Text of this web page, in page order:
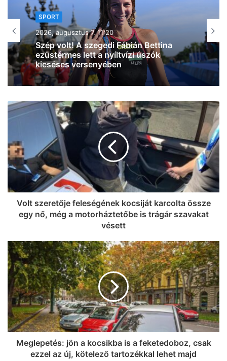
g
r
a
m
SPORT
2026, augusztus 6. 16:01
A szegedi Takács Benedek ezüstérmes
lett a Squash Egyetemi
Világbajnokságon (fotó)
Volt szeretője feleségének kocsiját karcolta össze
egy nő, még a motorháztetőbe is trágár szavakat
vésett
Meglepetés: jön a kocsikba is a feketedoboz, csak
ezzel az új, kötelező tartozékkal lehet majd